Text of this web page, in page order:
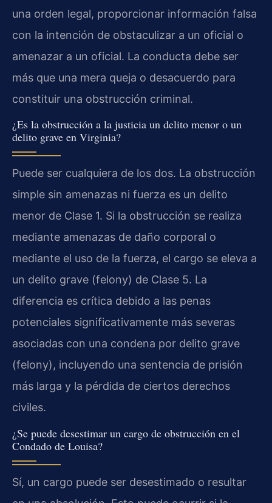
una orden legal, proporcionar información falsa
con la intención de obstaculizar a un oficial o
amenazar a un oficial. La conducta debe ser
más que una mera queja o desacuerdo para
constituir una obstrucción criminal.
¿Es la obstrucción a la justicia un delito menor o un
delito grave en Virginia?
Puede ser cualquiera de los dos. La obstrucción
simple sin amenazas ni fuerza es un delito
menor de Clase 1. Si la obstrucción se realiza
mediante amenazas de daño corporal o
mediante el uso de la fuerza, el cargo se eleva a
un delito grave (felony) de Clase 5. La
diferencia es crítica debido a las penas
potenciales significativamente más severas
asociadas con una condena por delito grave
(felony), incluyendo una sentencia de prisión
más larga y la pérdida de ciertos derechos
civiles.
¿Se puede desestimar un cargo de obstrucción en el
Condado de Louisa?
Sí, un cargo puede ser desestimado o resultar